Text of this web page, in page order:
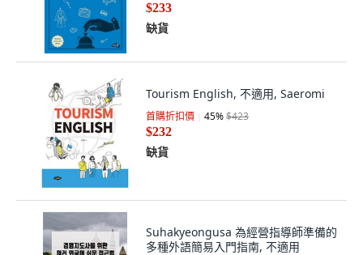
$233
缺貨
Tourism English, 不適用, Saeromi
首購折扣價 45%$423
$232
缺貨
Suhakyeongusa 為經營指導師準備的
多種外語簡易入門指南, 不適用